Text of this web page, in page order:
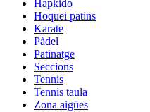
Hapkido
Hoquei patins
Karate
Pàdel
Patinatge
Seccions
Tennis
Tennis taula
Zona aigües